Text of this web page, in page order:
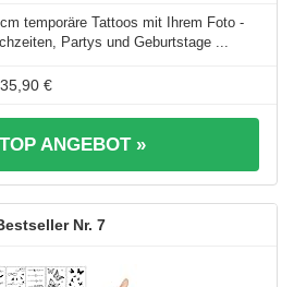
temporäre Tattoos mit Ihrem Foto -
Partys und Geburtstage ...
35,90 €
ANGEBOT »
7